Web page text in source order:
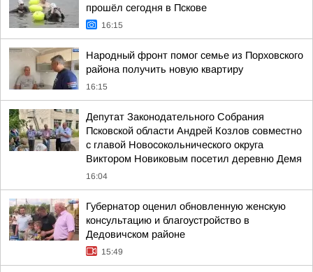
прошёл сегодня в Пскове
16:15
Народный фронт помог семье из Порховского
района получить новую квартиру
16:15
Депутат Законодательного Собрания
Псковской области Андрей Козлов совместно
с главой Новосокольнического округа
Виктором Новиковым посетил деревню Демя
16:04
Губернатор оценил обновленную женскую
консультацию и благоустройство в
Дедовичском районе
15:49